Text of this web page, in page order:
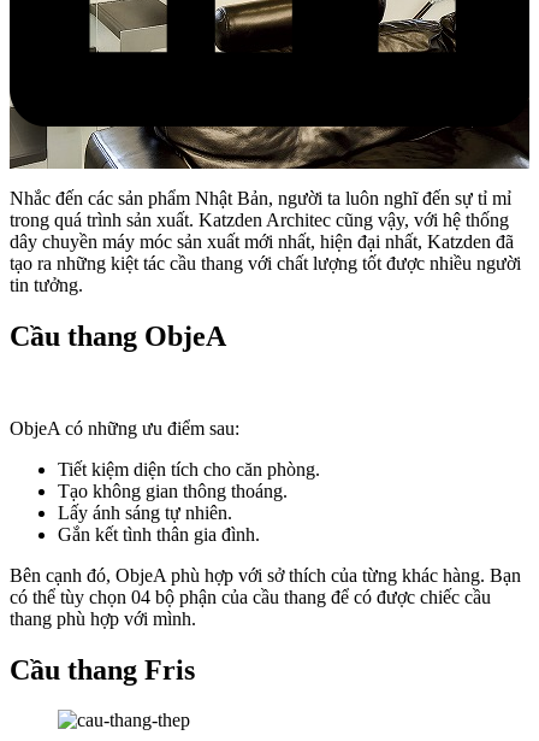
Nhắc đến các sản phẩm Nhật Bản, người ta luôn nghĩ đến sự tỉ mỉ
trong quá trình sản xuất. Katzden Architec cũng vậy, với hệ thống
dây chuyền máy móc sản xuất mới nhất, hiện đại nhất, Katzden đã
tạo ra những kiệt tác cầu thang với chất lượng tốt được nhiều người
tin tưởng.
Cầu thang ObjeA
ObjeA có những ưu điểm sau:
Tiết kiệm diện tích cho căn phòng.
Tạo không gian thông thoáng.
Lấy ánh sáng tự nhiên.
Gắn kết tình thân gia đình.
Bên cạnh đó, ObjeA phù hợp với sở thích của từng khác hàng. Bạn
có thể tùy chọn 04 bộ phận của cầu thang để có được chiếc cầu
thang phù hợp với mình.
Cầu thang Fris